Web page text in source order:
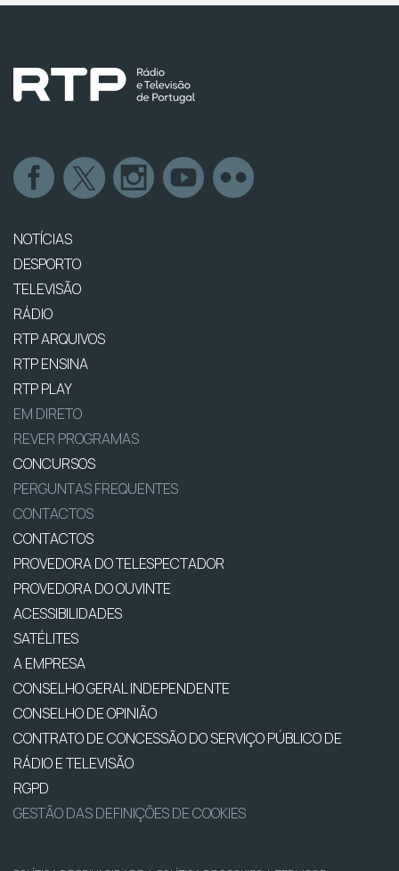
NOTÍCIAS
DESPORTO
TELEVISÃO
RÁDIO
RTP ARQUIVOS
RTP ENSINA
RTP PLAY
EM DIRETO
REVER PROGRAMAS
CONCURSOS
PERGUNTAS FREQUENTES
CONTACTOS
CONTACTOS
PROVEDORA DO TELESPECTADOR
PROVEDORA DO OUVINTE
ACESSIBILIDADES
SATÉLITES
A EMPRESA
CONSELHO GERAL INDEPENDENTE
CONSELHO DE OPINIÃO
CONTRATO DE CONCESSÃO DO SERVIÇO PÚBLICO DE
RÁDIO E TELEVISÃO
RGPD
GESTÃO DAS DEFINIÇÕES DE COOKIES